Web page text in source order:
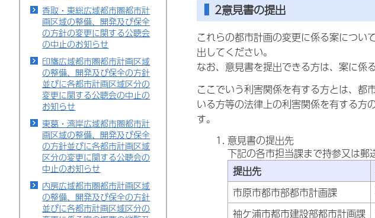
香取・東総広域都市圏都市計
画区域の整備、開発及び保全
の方針の変更に関する公聴会
の中止のお知らせ
印旛広域都市圏都市計画区域
の整備、開発及び保全の方針
並びに各都市計画区域区分の
変更に関する公聴会の中止の
お知らせ
東葛・湾岸広域都市圏都市計
画区域の整備、開発及び保全
の方針並びに各都市計画区域
区分の変更に関する公聴会の
中止のお知らせ
内房広域都市圏都市計画区域
の整備、開発及び保全の方針
並びに各都市計画区域区分の
2意見書の提出
これらの都市計画の変更に係る案につい
出してください。
なお、意見書を提出できる方は、案に係
ここでいう利害関係を有する方とは、都
いる方等の法律上の利害関係を有する方
す。
意見書の提出先
下記の各市担当課まで持参又は郵
提出先
市原市都市部都市計画課
袖ケ浦市都市建設部都市計画課